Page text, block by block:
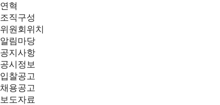
연혁
조직구성
위원회위치
알림마당
공지사항
공시정보
입찰공고
채용공고
보도자료